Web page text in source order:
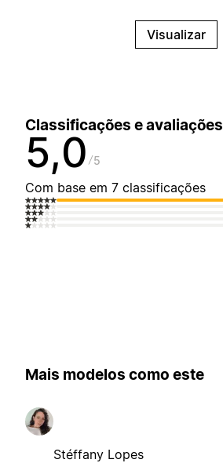
Visualizar
Classificações e avaliações
5,0 5
Com base em 7 classificações
Mais modelos como este
Stéffany Lopes